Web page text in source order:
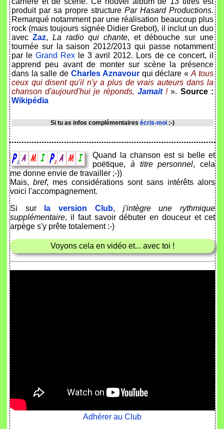
produit par sa propre structure Par Hasard Productions.
Remarqué notamment par une réalisation beaucoup plus
rock (mais toujours signée Didier Grebot), il inclut un duo
avecZaz,La radio qui chante, et débouche sur une
tournée sur la saison 2012/2013 qui passe notamment
par le Grand Rex le 3 avril 2012. Lors de ce concert, il
apprend peu avant de monter sur scène la présence
dans la salle de Charles Aznavourqui déclare «A tous
ceux qui disent qu'il n'y a plus de vrais auteurs dans la
chanson d'aujourd'hui je réponds, Jamait!». Source :
Wikipédia
Si tu as infos complémentaires écris-moi:-)
Quand la chanson est si belle et
poëtique, à titre personnel, cela
me donne envie de travailler ;-))
Mais, bref, mes considérations sont sans intérêts alors
voici l'accompagnement.
Si sur
la version Club, j'intègre une rythmique
supplémentaire, il faut savoir débuter en douceur et cet
arpège s'y prête totalement :-)
Voyons cela en vidéo et... avec toi !
Adhérer au Club